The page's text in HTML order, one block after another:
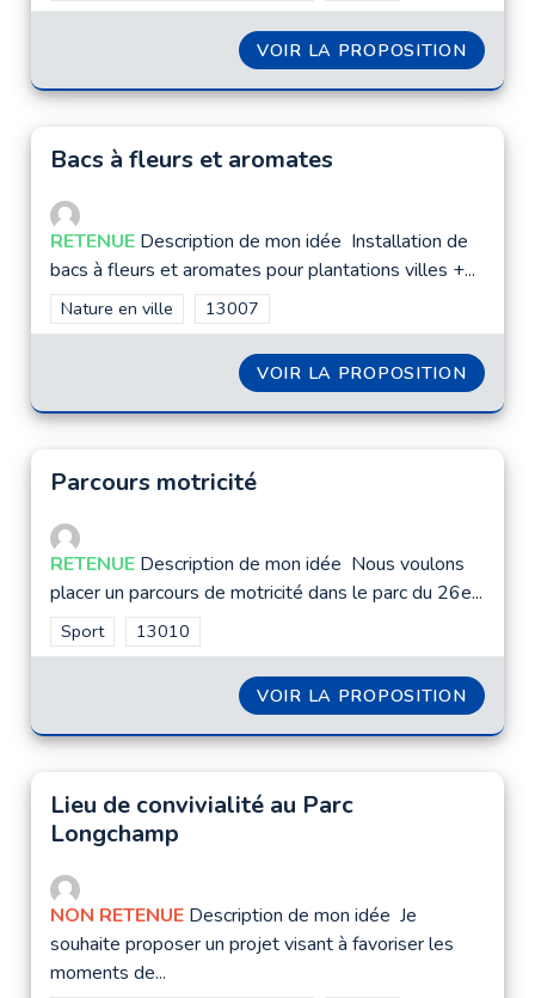
VOIR LA PROPOSITION PISTE
Bacs à fleurs et aromates
RETENUE Description de mon idée Installation de
bacs à fleurs et aromates pour plantations villes +...
Filtrer les résultats de la catégorie : Nature en ville
Nature en ville Filtrer les résultats pour le secteur :
13007
VOIR LA PROPOSITION BACS
Parcours motricité
RETENUE Description de mon idée Nous voulons
placer un parcours de motricité dans le parc du 26e...
Filtrer les résultats de la catégorie : Sport
Sport Filtrer les résultats pour le secteur : 13010
13010
VOIR LA PROPOSITION
Lieu de convivialité au Parc
Longchamp
NON RETENUE Description de mon idée Je
souhaite proposer un projet visant à favoriser les
moments de...